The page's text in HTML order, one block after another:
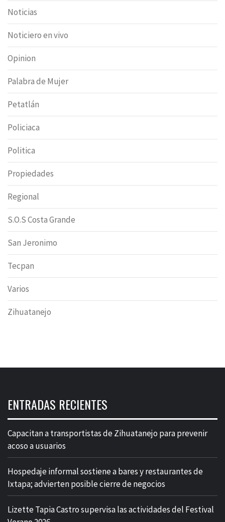
Noticias
Noticiero en vivo
Opinion
Palabra de Mujer
Petatlán
Policiaca
Politica
Propiedades
Regional
S.O.S Costa Grande
San Jeronimo
Tecpan
Varios
Zihuatanejo
ENTRADAS RECIENTES
Capacitan a transportistas de Zihuatanejo para prevenir
acoso a usuarios
Hospedaje informal sostiene a bares y restaurantes de
Ixtapa; advierten posible cierre de negocios
Lizette Tapia Castro supervisa las actividades del Festival